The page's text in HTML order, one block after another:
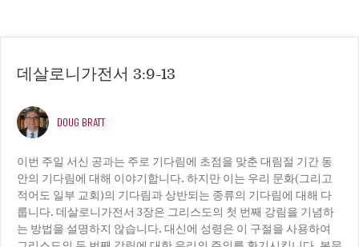
데살로니가전서 3:9-13
DOUG BRATT
이번 주일 서신 공과는 주로 기다림에 초점을 맞춘 대림절 기간 동
안의 기다림에 대해 이야기합니다. 하지만 이는 우리 문화(그리고
적어도 일부 교회)의 기다림과 상반되는 종류의 기다림에 대해 다
룹니다. 데살로니가전서 3장은 그리스도의 첫 번째 강림을 기념하
는 방법을 설명하지 않습니다. 대신에 성령은 이 구절을 사용하여